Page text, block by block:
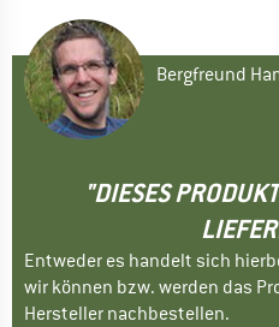
Bergfreund
"DIESES
Entweder es handelt sich
wir können bzw. werden das
Hersteller nachbestellen.